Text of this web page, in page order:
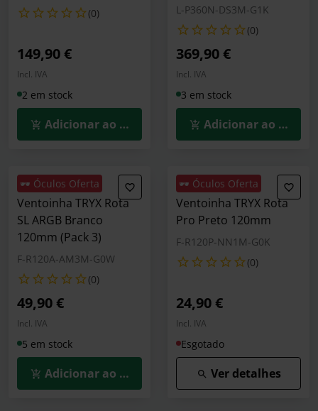
(0)
149,90 €
Incl. IVA
2 em stock
Adicionar ao Carrinho
L-P360N-DS3M-G1K
(0)
369,90 €
Incl. IVA
3 em stock
Adicionar ao
🕶️ Óculos Oferta
Ventoinha TRYX Rota
SL ARGB Branco
120mm (Pack 3)
F-R120A-AM3M-G0W
(0)
49,90 €
Incl. IVA
5 em stock
Adicionar ao Carrinho
🕶️ Óculos Oferta
Ventoinha TRYX Rota
Pro Preto 120mm
F-R120P-NN1M-G0K
(0)
24,90 €
Incl. IVA
Esgotado
Ver detalhes